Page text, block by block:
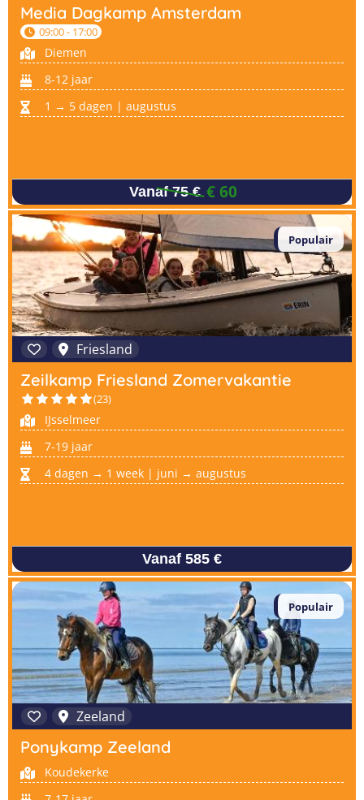
Media Dagkamp Amsterdam
09:00 - 17:00
Diemen
8-12 jaar
1 → 5 dagen | augustus
Vanaf 75 € € 60
Populair
Friesland
Zeilkamp Friesland Zomervakantie
(23)
IJsselmeer
7-19 jaar
4 dagen → 1 week | juni → augustus
Vanaf 585 €
Populair
Zeeland
Ponykamp Zeeland
Koudekerke